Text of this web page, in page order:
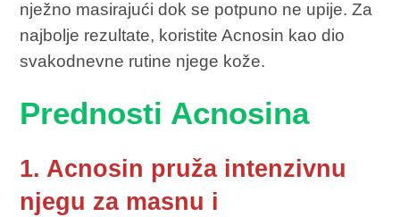
nježno masirajući dok se potpuno ne upije. Za
najbolje rezultate, koristite Acnosin kao dio
svakodnevne rutine njege kože.
Prednosti Acnosina
1. Acnosin pruža intenzivnu
njegu za masnu i